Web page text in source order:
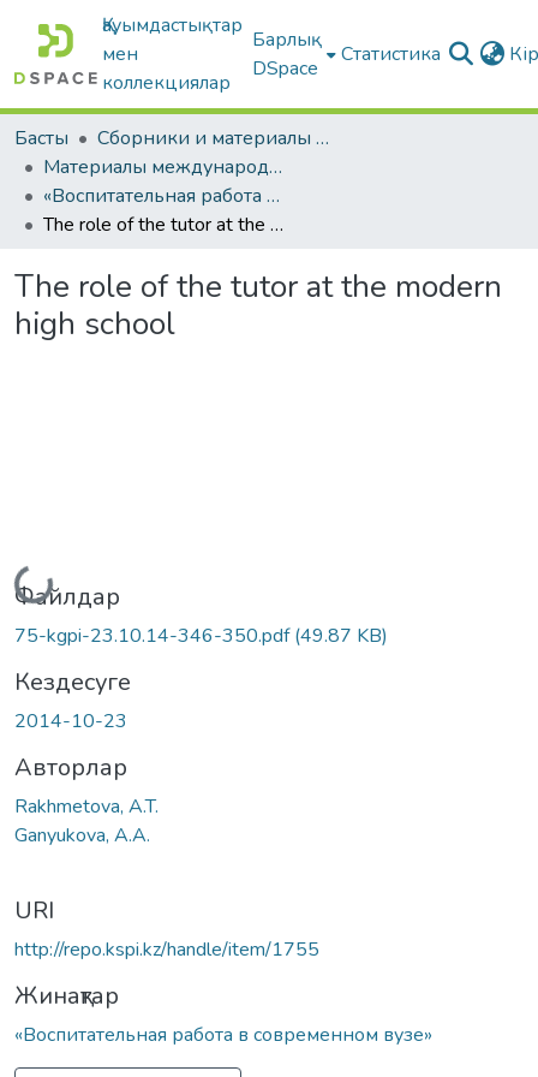
Қауымдастықтар
мен
коллекциялар
Барлық
DSpace
Статистика
Басты
Сборники и материалы конференций
Материалы международных научно-практических конференций
«Воспитательная работа в современном вузе»
The role of the tutor at the modern high school
The role of the tutor at the modern
high school
Жүктеу...
Файлдар
75-kgpi-23.10.14-346-350.pdf(49.87 KB)
Кездесуге
2014-10-23
Авторлар
Rakhmetova, A.T.
Ganyukova, A.A.
URI
http://repo.kspi.kz/handle/item/1755
Жинақтар
«Воспитательная работа в современном вузе»